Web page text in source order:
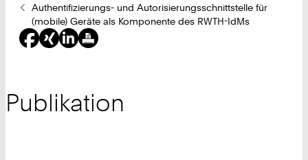
Sie
sind
hier:
Authentifizierungs- und Autorisierungsschnittstelle für
(mobile) Geräte als Komponente des RWTH-IdMs
Publikation